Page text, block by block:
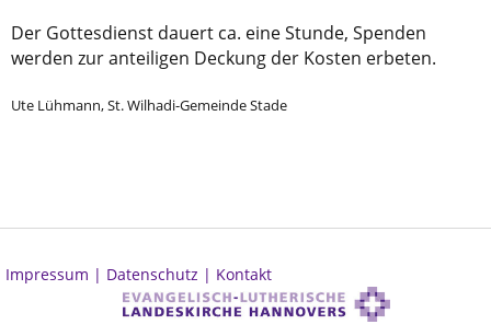
Der Gottesdienst dauert ca. eine Stunde, Spenden
werden zur anteiligen Deckung der Kosten erbeten.
Ute Lühmann, St. Wilhadi-Gemeinde Stade
Impressum | Datenschutz | Kontakt